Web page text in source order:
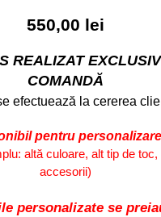
550,00 lei
REALIZAT
COMANDĂ
efectuează la cererea
pentru personalizare
altă culoare, alt tip de toc,
accesorii)
personalizate se